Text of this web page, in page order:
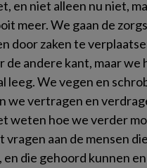
en niet alleen nu niet,
meer. We gaan de
door zaken te
de andere kant, maar we
leeg. We vegen en
we vertragen en
weten hoe we verder
vragen aan de mensen
en die gehoord kunnen